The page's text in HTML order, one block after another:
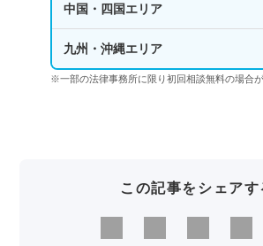
中国・四国エリア
九州・沖縄エリア
※一部の法律事務所に限り初回相談無料の場合
この記事をシェアす